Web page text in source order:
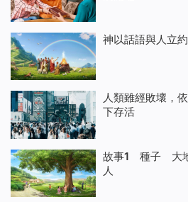
神以話語與人立約
人類雖經敗壞，
下存活
故事1 種子 大
人